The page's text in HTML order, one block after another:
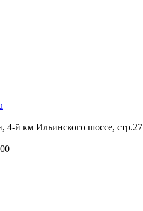
й км Ильинского шоссе, стр.27